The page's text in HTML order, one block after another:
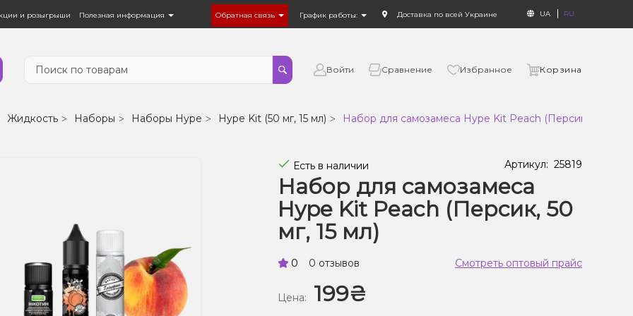
и розыгрыши Полезная информация Обратная связь График работы: Доставка по всей Украине UA RU
Войти Сравнение Избранное Корзина
Жидкость Наборы Наборы Hype Hype Kit (50 мг, 15 мл) Набор для самозамеса Hype Kit Peach (Персик, 50 мг,
Есть в наличии Артикул: 25819
Набор для самозамеса
Hype Kit Peach (Персик, 50
мг, 15 мл)
0 0 отзывов Смотреть оптовый прайс
Цена: 199₴